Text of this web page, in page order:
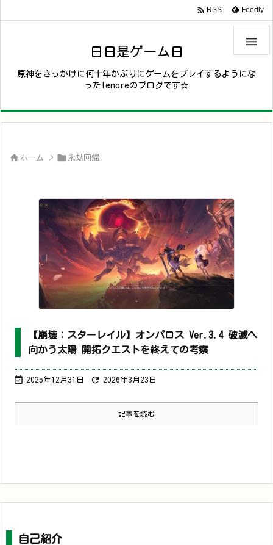
日日是ゲーム日
原神をきっかけに何十年かぶりにゲームをプレイするようにな
ったlenoreのブログです☆

 RSS Feedly
 ホーム >  永劫回帰
【崩壊：スターレイル】オンパロス Ver.3.4 破滅へ
向かう太陽 開拓クエストを終えての考察
 2025年12月31日  2026年3月23日
記事を読む
自己紹介